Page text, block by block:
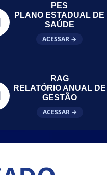
PES
PLANO ESTADUAL DE
SAÚDE
ACESSAR →
RAG
RELATÓRIO ANUAL DE
GESTÃO
ACESSAR →